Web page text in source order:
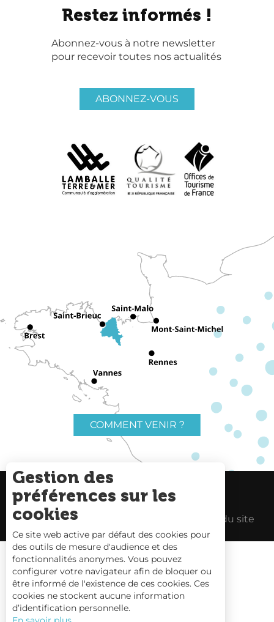
Restez informés !
Abonnez-vous à notre newsletter
pour recevoir toutes nos actualités
ABONNEZ-VOUS
COMMENT VENIR ?
Charte du voyageur Liens utiles
Espace Pro Plan du site
Carte interactive
Gestion des
préférences sur les
cookies
Ce site web active par défaut des cookies pour
des outils de mesure d'audience et des
fonctionnalités anonymes. Vous pouvez
configurer votre navigateur afin de bloquer ou
être informé de l'existence de ces cookies. Ces
cookies ne stockent aucune information
d’identification personnelle.